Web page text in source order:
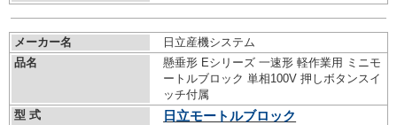
メーカー名
日立産機システム
品名
懸垂形 Eシリーズ 一速形 軽作業用 ミニモ
ートルブロック 単相100V 押しボタンスイ
ッチ付属
型 式
日立モートルブロック